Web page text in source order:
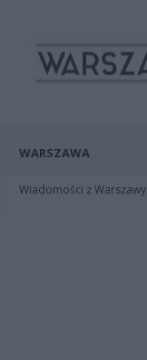
WARSZAWA
Wiadomości z Warszawy